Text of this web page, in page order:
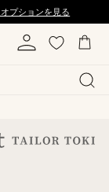
プションを見る